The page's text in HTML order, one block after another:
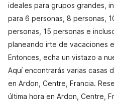
ideales para grupos grandes,
para 6 personas, 8 personas,
personas, 15 personas e
planeando irte de vacaciones
Entonces, echa un vistazo a
Aquí encontrarás varias casas
en Ardon, Centre, Francia.
última hora en Ardon, Centre,